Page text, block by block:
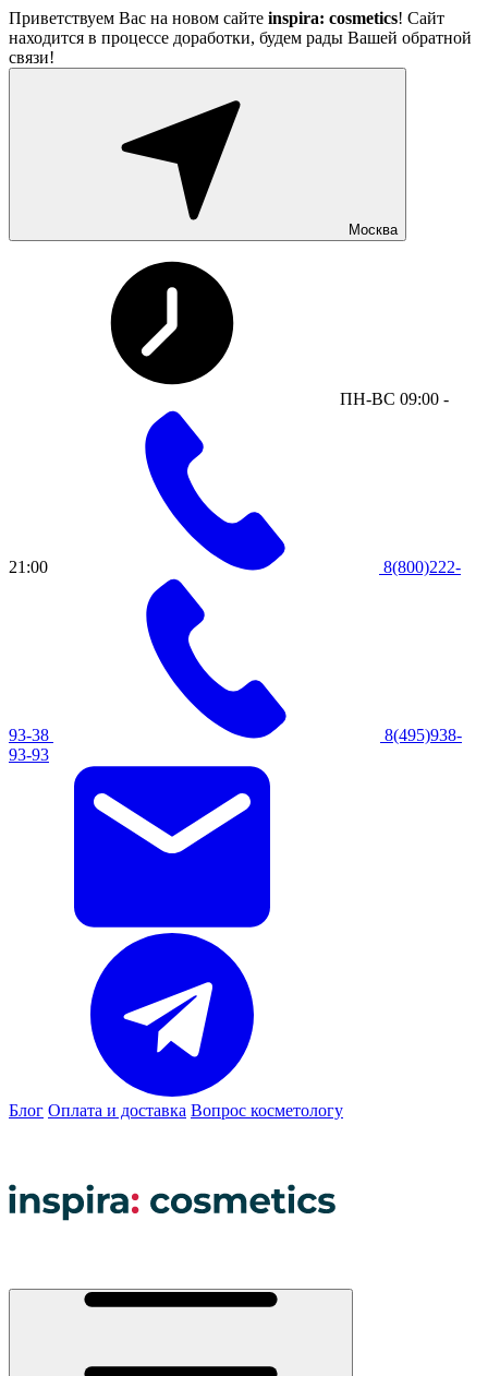
Приветствуем Вас на новом сайте inspira: cosmetics! Сайт
находится в процессе доработки, будем рады Вашей обратной
связи!
Москва
ПН-ВС 09:00 -
21:00 8(800)222-
93-38
8(495)938-
93-93
Блог Оплата и доставка Вопрос косметологу